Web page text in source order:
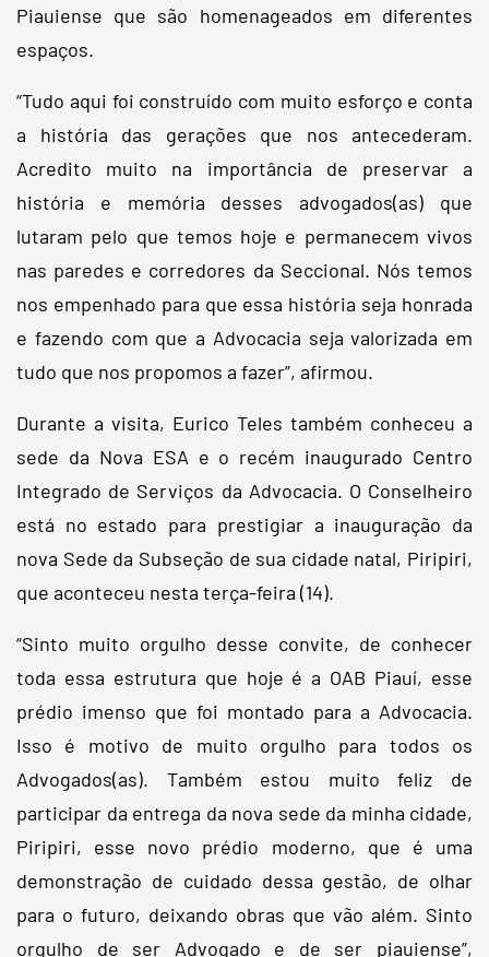
Piauiense que são homenageados em diferentes
espaços.
“Tudo aqui foi construído com muito esforço e conta
a história das gerações que nos antecederam.
Acredito muito na importância de preservar a
história e memória desses advogados(as) que
lutaram pelo que temos hoje e permanecem vivos
nas paredes e corredores da Seccional. Nós temos
nos empenhado para que essa história seja honrada
e fazendo com que a Advocacia seja valorizada em
tudo que nos propomos a fazer”, afirmou.
Durante a visita, Eurico Teles também conheceu a
sede da Nova ESA e o recém inaugurado Centro
Integrado de Serviços da Advocacia. O Conselheiro
está no estado para prestigiar a inauguração da
nova Sede da Subseção de sua cidade natal, Piripiri,
que aconteceu nesta terça-feira (14).
“Sinto muito orgulho desse convite, de conhecer
toda essa estrutura que hoje é a OAB Piauí, esse
prédio imenso que foi montado para a Advocacia.
Isso é motivo de muito orgulho para todos os
Advogados(as). Também estou muito feliz de
participar da entrega da nova sede da minha cidade,
Piripiri, esse novo prédio moderno, que é uma
demonstração de cuidado dessa gestão, de olhar
para o futuro, deixando obras que vão além. Sinto
orgulho de ser Advogado e de ser piauiense”,